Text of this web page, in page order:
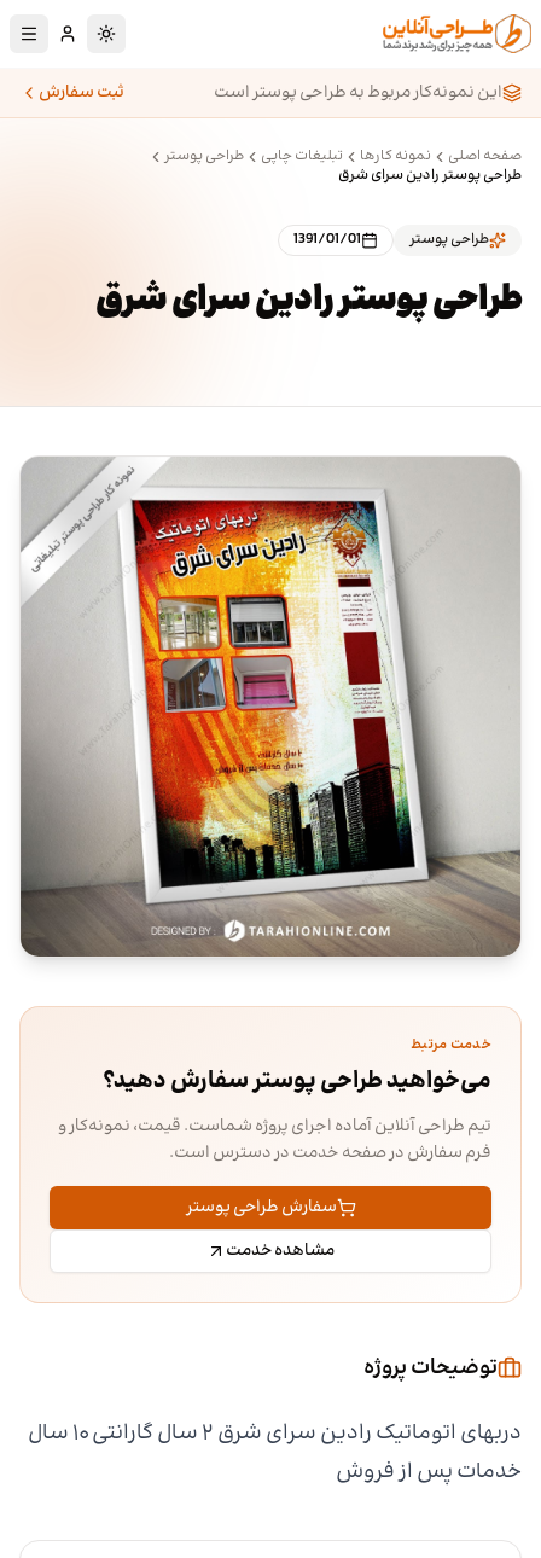
پرش به محتوای اصلی
تغییر به حالت
این نمونه‌کار مربوط به طراحی پوستر است
ثبت سفارش
صفحه اصلی نمونه کارها تبلیغات چاپی
طراحی پوستر
طراحی پوستر رادین سرای شرق
طراحی پوستر 1391/01/01
طراحی پوستر رادین سرای شرق
خدمت مرتبط
می‌خواهید طراحی پوستر سفارش دهید؟
تیم طراحی آنلاین آماده اجرای پروژه شماست. قیمت، نمونه‌کار و
فرم سفارش در صفحه خدمت در دسترس است.
سفارش طراحی پوستر
مشاهده خدمت
توضیحات پروژه
دربهای اتوماتیک رادین سرای شرق ۲ سال گارانتی ۱۰ سال
خدمات پس از فروش